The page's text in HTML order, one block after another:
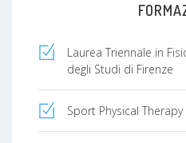
Laurea Triennale in
degli Studi di Firenze
Sport Physical